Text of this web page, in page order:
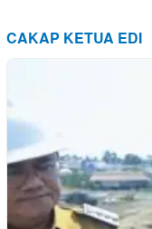
CAKAP KETUA EDI